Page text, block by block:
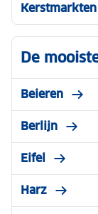
De
Beieren
Berlijn
Eifel
Harz